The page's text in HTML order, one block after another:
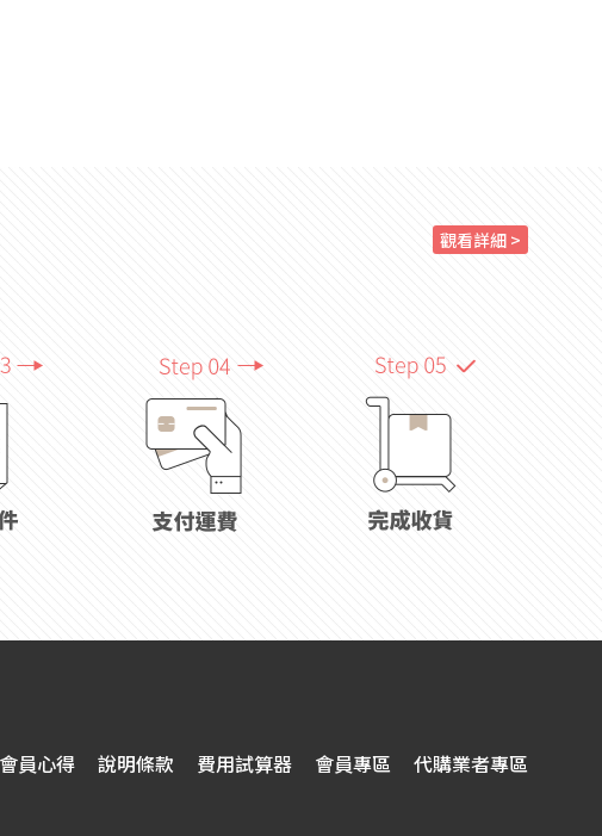
觀看詳細 >
會員心得 說明條款 費用試算器 會員專區 代購業者專區